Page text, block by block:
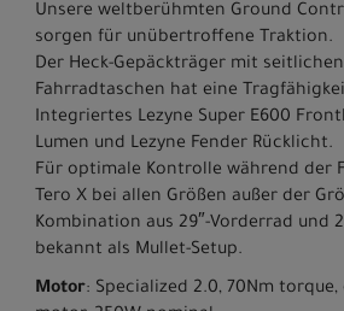
Unsere weltberühmten Ground
sorgen für unübertroffene Traktion.
Der Heck-Gepäckträger mit
Fahrradtaschen hat eine
Integriertes Lezyne Super E600
Lumen und Lezyne Fender Rücklicht.
Für optimale Kontrolle während der
Tero X bei allen Größen außer der
Kombination aus 29″-Vorderrad und
bekannt als Mullet-Setup.
Motor: Specialized 2.0, 70Nm